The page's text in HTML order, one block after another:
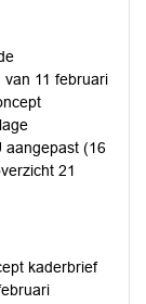
van 11 februari
aangepast (16
21
kaderbrief